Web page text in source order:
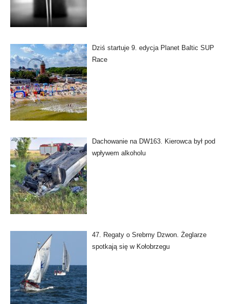
Dziś startuje 9. edycja Planet Baltic SUP
Race
Dachowanie na DW163. Kierowca był pod
wpływem alkoholu
47. Regaty o Srebrny Dzwon. Żeglarze
spotkają się w Kołobrzegu